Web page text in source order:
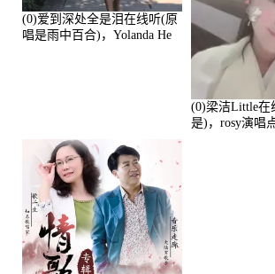
(0)爱到深处全是泪在线听(原
唱是雨中百合)，Yolanda He
(0)梁洁Little在
是)，rosy演唱